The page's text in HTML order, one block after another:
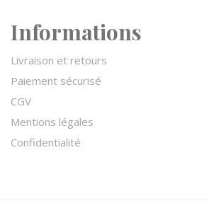
Informations
Livraison et retours
Paiement sécurisé
CGV
Mentions légales
Confidentialité